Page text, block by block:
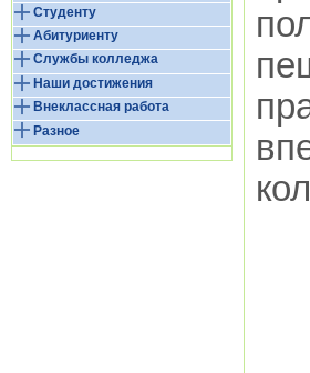
Студенту
Абитуриенту
Службы колледжа
Наши достижения
Внеклассная работа
Разное